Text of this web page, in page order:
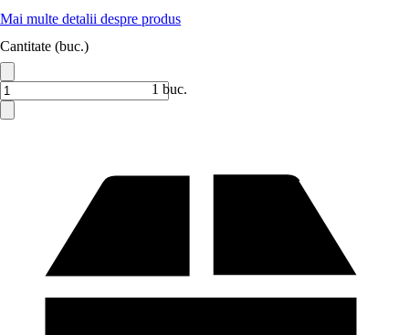
Mai multe detalii despre produs
Cantitate (buc.)
1 buc.